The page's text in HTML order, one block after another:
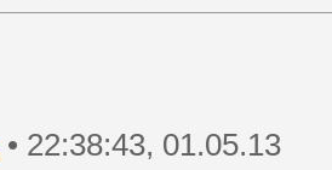
• 22:38:43, 01.05.13